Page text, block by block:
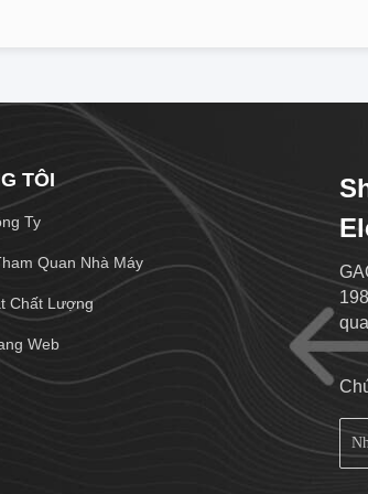
TÔI
Ty
Quan Nhà Máy
Chất Lượng
Web